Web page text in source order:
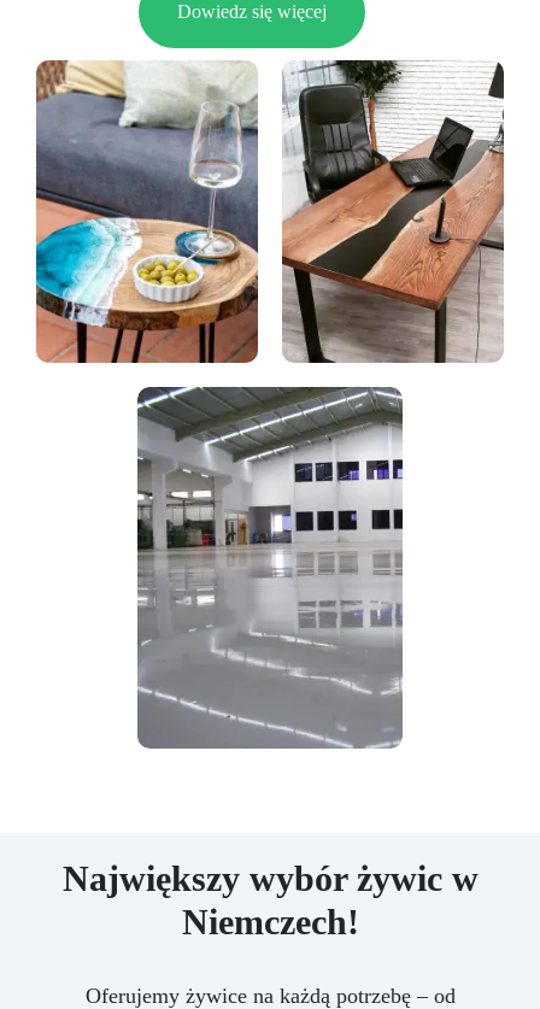
Dowiedz się więcej
Największy wybór żywic w
Niemczech!
Oferujemy żywice na każdą potrzebę – od